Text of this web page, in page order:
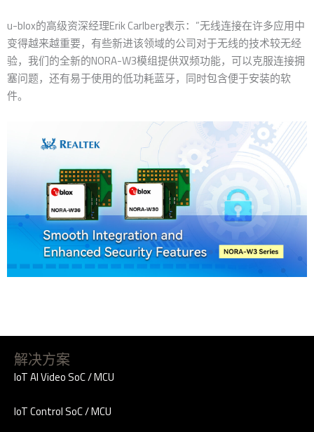
u-blox的高级资深经理Erik Carlberg表示：”无线连接在许多应用中
变得越来越重要，有些新进该领域的公司对于无线的技术较无经
验，我们的全新的NORA-W3模组提供双频功能，可以克服连接拥
塞问题，还有易于使用的低功耗蓝牙，同时包含便于安装的软
件。
解决方案
IoT AI Video SoC / MCU
IoT Control SoC / MCU